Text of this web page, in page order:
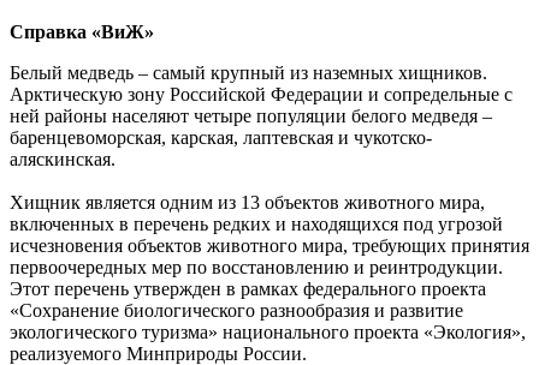
Справка «ВиЖ»
Белый медведь – самый крупный из наземных хищников.
Арктическую зону Российской Федерации и сопредельные с
ней районы населяют четыре популяции белого медведя –
баренцевоморская, карская, лаптевская и чукотско-
аляскинская.
Хищник является одним из 13 объектов животного мира,
включенных в перечень редких и находящихся под угрозой
исчезновения объектов животного мира, требующих принятия
первоочередных мер по восстановлению и реинтродукции.
Этот перечень утвержден в рамках федерального проекта
«Сохранение биологического разнообразия и развитие
экологического туризма» национального проекта «Экология»,
реализуемого Минприроды России.